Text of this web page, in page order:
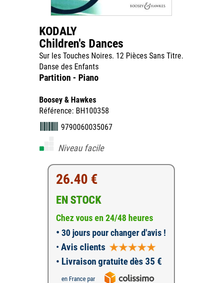
KODALY
Children's Dances
Sur les Touches Noires. 12 Pièces Sans Titre.
Danse des Enfants
Partition - Piano
Boosey & Hawkes
Référence: BH100358
9790060035067
Niveau facile
26.40 €
EN STOCK
Chez vous en 24/48 heures
• 30 jours pour changer d'avis !
• Avis clients
• Livraison gratuite dès 35 €
en France par